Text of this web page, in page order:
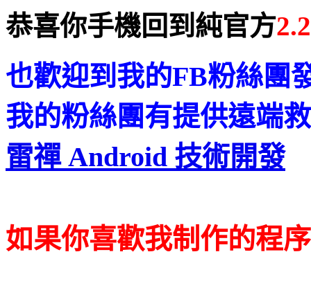
恭喜你手機回到純官方
也歡迎到我的FB粉絲團
我的粉絲團有提供遠端
雷禪 Android 技術開發
如果你喜歡我制作的程